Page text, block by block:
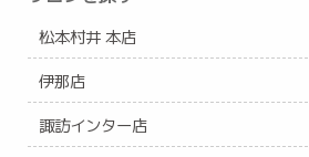
松本村井 本店
伊那店
諏訪インター店